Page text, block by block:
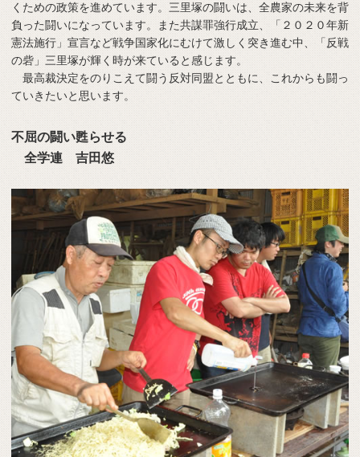
くための政策を進めています。三里塚の闘いは、全農家の未来を背
負った闘いになっています。また共謀罪強行成立、「２０２０年新
憲法施行」宣言など戦争国家化にむけて激しく突き進む中、「反戦
の砦」三里塚が輝く時が来ていると感じます。
最高裁決定をのりこえて闘う反対同盟とともに、これからも闘っ
ていきたいと思います。
不屈の闘い甦らせる
全学連 吉田悠